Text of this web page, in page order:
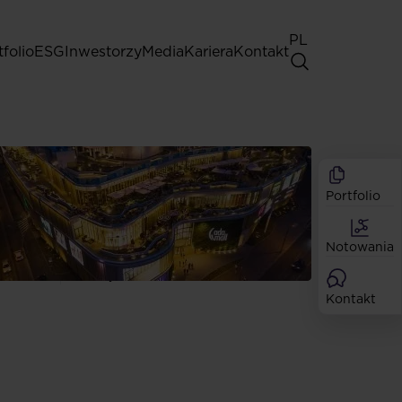
ESG Inwestorzy
Walne Zgromadzenia
Zasady dobrych praktyk
Akcjonariat
Analitycy
Dywidendy
Akcje
Emisje
MediaKarieraKontakt
PL
Portfolio
Notowania
Kontakt